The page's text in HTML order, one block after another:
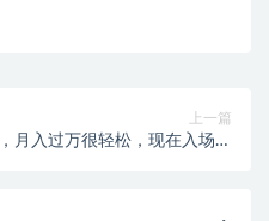
上一篇
月入过万很轻松，现在入场是